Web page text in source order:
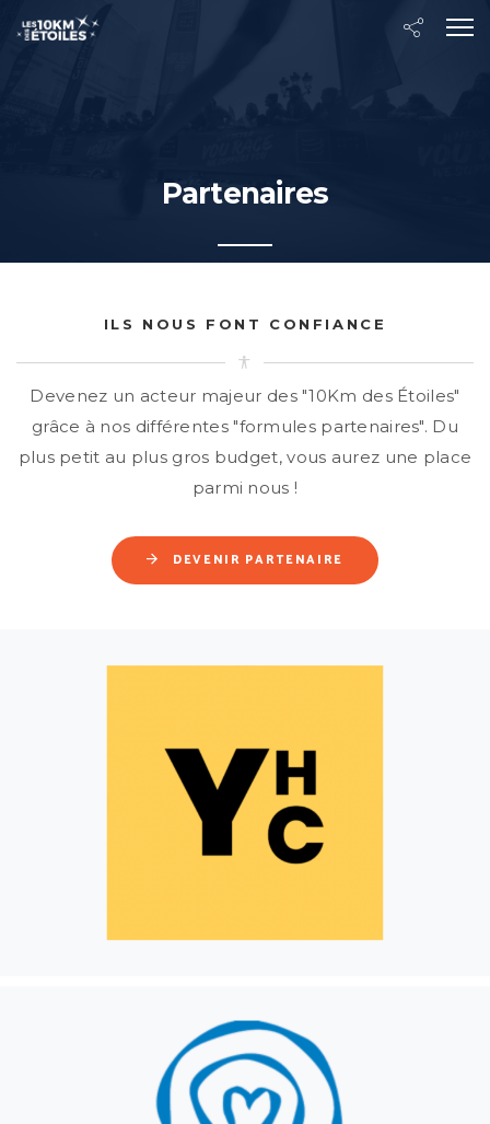
Partenaires
ILS NOUS FONT CONFIANCE
Devenez un acteur majeur des "10Km des Étoiles"
grâce à nos différentes "formules partenaires". Du
plus petit au plus gros budget, vous aurez une place
parmi nous !
DEVENIR PARTENAIRE